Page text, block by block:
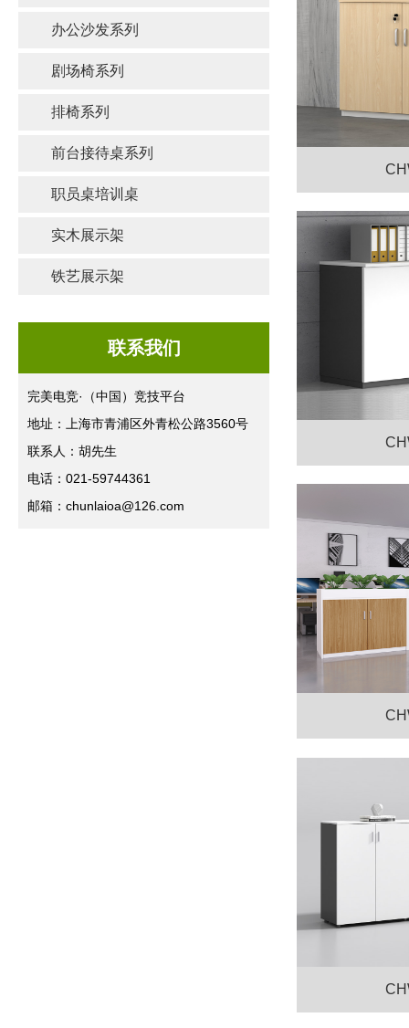
办公沙发系列
剧场椅系列
排椅系列
前台接待桌系列
职员桌培训桌
实木展示架
铁艺展示架
联系我们
完美电竞·（中国）竞技平台
地址：上海市青浦区外青松公路3560号
联系人：胡先生
电话：021-59744361
邮箱：chunlaioa@126.com